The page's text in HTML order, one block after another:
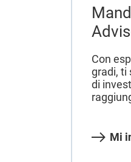
Con
gradi, ti
di
Mi